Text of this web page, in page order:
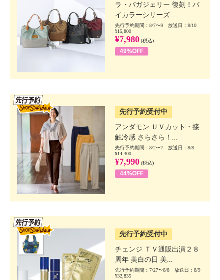
ラ・バガジェリー 復刻！バ
イカラーシリーズ ...
先行予約期間：8/7〜9 放送日：8/10
¥15,800
¥7,980 (税込)
49%OFF
先行予約受付中
アンダモン ＵＶカット・接
触冷感 さらさら！...
先行予約期間：8/2〜7 放送日：8/8
¥14,300
¥7,990 (税込)
44%OFF
先行予約受付中
チェンジ ＴＶ通販出演２８
周年 美白の日 美...
先行予約期間：7/27〜8/8 放送日：8/9
¥32,835